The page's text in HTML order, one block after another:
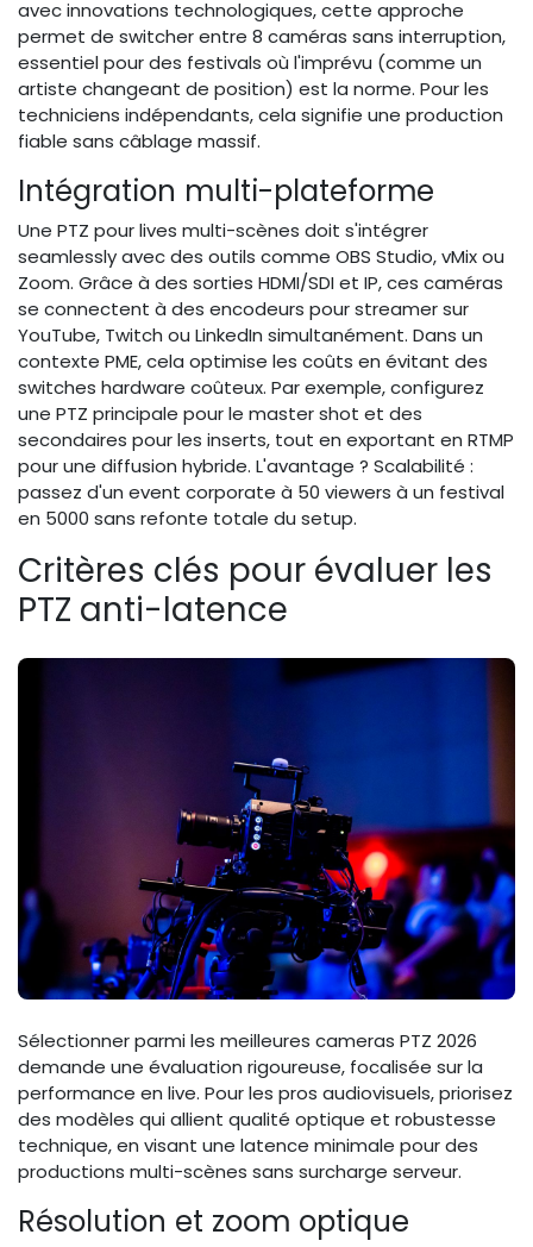
avec innovations technologiques, cette approche
permet de switcher entre 8 caméras sans interruption,
essentiel pour des festivals où l'imprévu (comme un
artiste changeant de position) est la norme. Pour les
techniciens indépendants, cela signifie une production
fiable sans câblage massif.
Intégration multi-plateforme
Une PTZ pour lives multi-scènes doit s'intégrer
seamlessly avec des outils comme OBS Studio, vMix ou
Zoom. Grâce à des sorties HDMI/SDI et IP, ces caméras
se connectent à des encodeurs pour streamer sur
YouTube, Twitch ou LinkedIn simultanément. Dans un
contexte PME, cela optimise les coûts en évitant des
switches hardware coûteux. Par exemple, configurez
une PTZ principale pour le master shot et des
secondaires pour les inserts, tout en exportant en RTMP
pour une diffusion hybride. L'avantage ? Scalabilité :
passez d'un event corporate à 50 viewers à un festival
en 5000 sans refonte totale du setup.
Critères clés pour évaluer les
PTZ anti-latence
Sélectionner parmi les meilleures cameras PTZ 2026
demande une évaluation rigoureuse, focalisée sur la
performance en live. Pour les pros audiovisuels, priorisez
des modèles qui allient qualité optique et robustesse
technique, en visant une latence minimale pour des
productions multi-scènes sans surcharge serveur.
Résolution et zoom optique